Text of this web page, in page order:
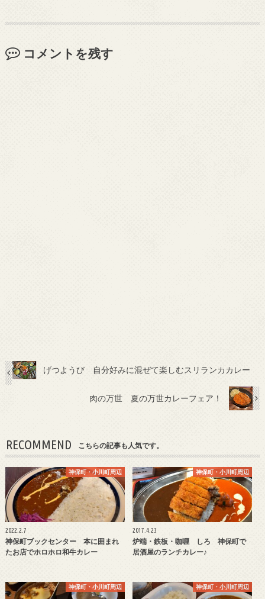
コメントを残す
げつようび 自分好みに混ぜて楽しむスリランカカレー
肉の万世 夏の万世カレーフェア！
RECOMMEND こちらの記事も人気です。
神保町・小川町周辺
2022.2.7
神保町ブックセンター 本に囲まれ
たお店でホロホロ和牛カレー
神保町・小川町周辺
2017.4.23
炉端・鉄板・咖喱 しろ 神保町で
居酒屋のランチカレー♪
神保町・小川町周辺 神保町・小川町周辺